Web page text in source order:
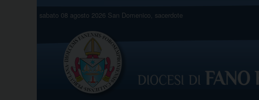
sabato 08 agosto 2026 San Domenico, sacerdote